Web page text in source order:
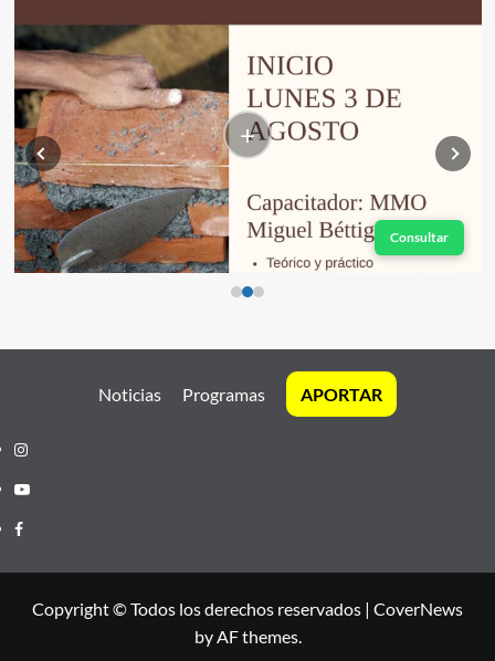
+
Consultar
Noticias Programas APORTAR
Instagram
Youtube
Facebook
Copyright © Todos los derechos reservados | CoverNews
by AF themes.